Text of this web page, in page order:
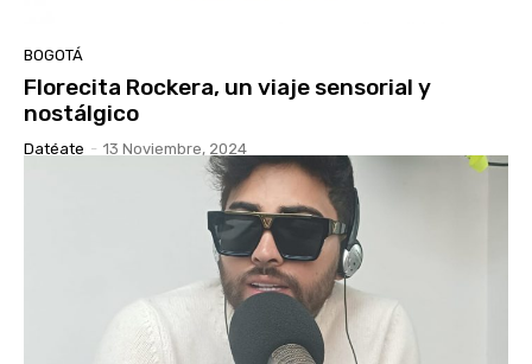
BOGOTÁ
Florecita Rockera, un viaje sensorial y
nostálgico
Datéate - 13 Noviembre, 2024